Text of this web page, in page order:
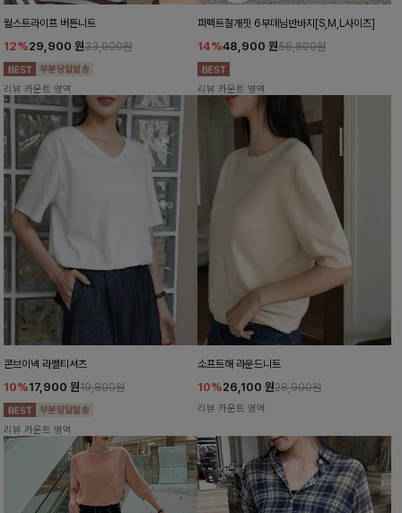
월스트라이프 버튼니트
12%29,900 원33,900원
리뷰 카운트 영역
퍼펙트절개핏 6부데님반바지[S,M,L사이즈]
14%48,900 원56,800원
리뷰 카운트 영역
콘브이넥 라벨티셔츠
10%17,900 원19,800원
리뷰 카운트 영역
소프트해 라운드니트
10%26,100 원28,900원
리뷰 카운트 영역